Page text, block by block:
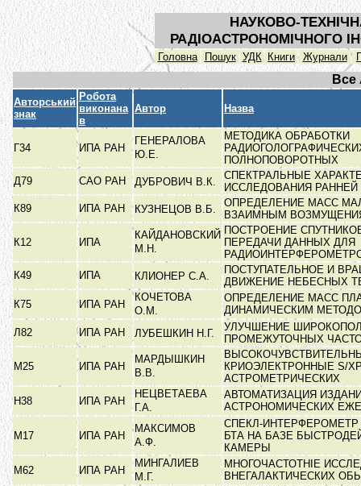
НАУКОВО-
РАДІОАСТРОНОМІЧНОГО
Головна Пошук УДК Книги Журнали
Все
Авторський
знак
Робота
виконана
в
Автор Назва
Г34 ИПА РАН
ГЕНЕРАЛОВА
Ю.Е.
МЕТОДИКА ОБРАБОТКИ
ПОЛНОПОВОРОТНЫХ
Д79
САО РАН ДУБРОВИЧ В.К.
СПЕКТРАЛЬНЫЕ
ИССЛЕДОВАНИЯ
К89
ИПА РАН КУЗНЕЦОВ В.Б.
ОПРЕДЕЛЕНИЕ МАСС
ВЗАИМНЫМ
К12 ИПА
КАЙДАНОВСКИЙ
М.Н.
ПОСТРОЕНИЕ
ПЕРЕДАЧИ ДАННЫХ ДЛЯ
К49
ИПА КЛИОНЕР С.А.
ПОСТУПАТЕЛЬНОЕ И
ДВИЖЕНИЕ НЕБЕСНЫХ
К75
ИПА РАН
КОЧЕТОВА
О.М.
ОПРЕДЕЛЕНИЕ МАСС
ДИНАМИЧЕСКИМ
Л82
ИПА РАН ЛУБЕШКИН Н.Г.
УЛУЧШЕНИЕ
ПРОМЕЖУТОЧНЫХ
М25 ИПА РАН
МАРДЫШКИН
В.В.
КРИОЭЛЕКТРОННЫЕ S/
АСТРОМЕТРИЧЕСКИХ
Н38
ИПА РАН
НЕЦВЕТАЕВА
Г.А.
АВТОМАТИЗАЦИЯ
АСТРОНОМИЧЕСКИХ
М17 ИПА РАН
МАКСИМОВ
А.Ф.
СПЕКЛ-ИНТЕРФЕРОМЕТР
БТА НА БАЗЕ
КАМЕРЫ
М62
ИПА РАН
МИНГАЛИЕВ
М.Г.
МНОГОЧАСТОТНІЕ
ВНЕГАЛАКТИЧЕСКИХ